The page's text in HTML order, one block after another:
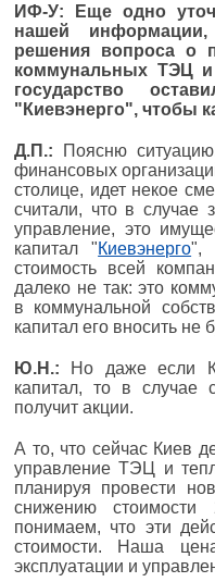
ИФ-У: Еще одно
нашей
решения вопроса о
коммунальных ТЭЦ и
государство
"Киевэнерго", чтобы
Д.П.: Поясню
финансовых
столице, идет некое
считали, что в случае
управление, это
капитал "Киевэнерго",
стоимость всей
далеко не так: это
в коммунальной
капитал его вносить не
Ю.Н.: Но даже если
капитал, то в случае
получит акции.
А то, что сейчас Киев
управление ТЭЦ и
планируя провести
снижению
понимаем, что эти
стоимости. Наша
эксплуатации и